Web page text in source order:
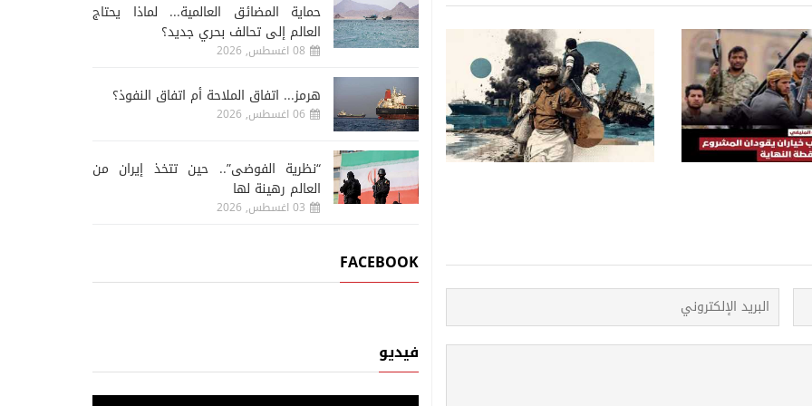
تقارير عربية ودولية تقارير عربية ودولية تقارير عربية ودولية
08 اغسطس, 2026
إنها نهاية العالم!
لماذا قد تتحول 5 صراعات إلى
واحدة؟
08 اغسطس, 2026
“اتفاق مكة”.. خطوة من ثلاثي
متكامل لاحتواء نفوذي إيران
وإسرائيل
حماية المضائق العالمية... لماذا
يحتاج العالم إلى تحالف بحري
من مأرب إلى البحر
حماية المضائق العالمية... لماذا يحتاج
العالم إلى تحالف بحري جديد؟
08 اغسطس, 2026
هرمز... اتفاق الملاحة أم اتفاق النفوذ؟
06 اغسطس, 2026
“نظرية الفوضى”.. حين تتخذ إيران من
العالم رهينة لها
03 اغسطس, 2026
FACEBOOK
فيديو